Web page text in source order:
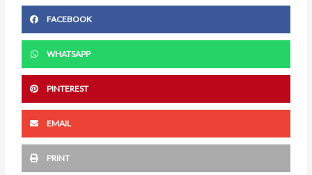
FACEBOOK
WHATSAPP
PINTEREST
EMAIL
PRINT